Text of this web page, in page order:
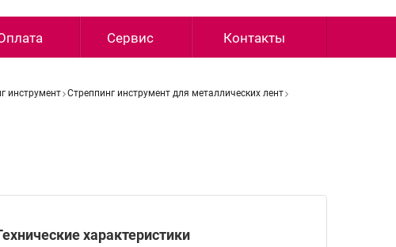
Сервис Контакты
инструмент Стреппинг инструмент для металлических лент
характеристики